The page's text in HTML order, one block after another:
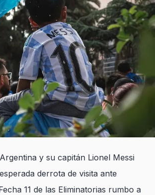
y su capitán Lionel Messi
derrota de visita ante
11 de las Eliminatorias rumbo a